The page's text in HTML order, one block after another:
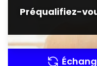
Préqualifiez-